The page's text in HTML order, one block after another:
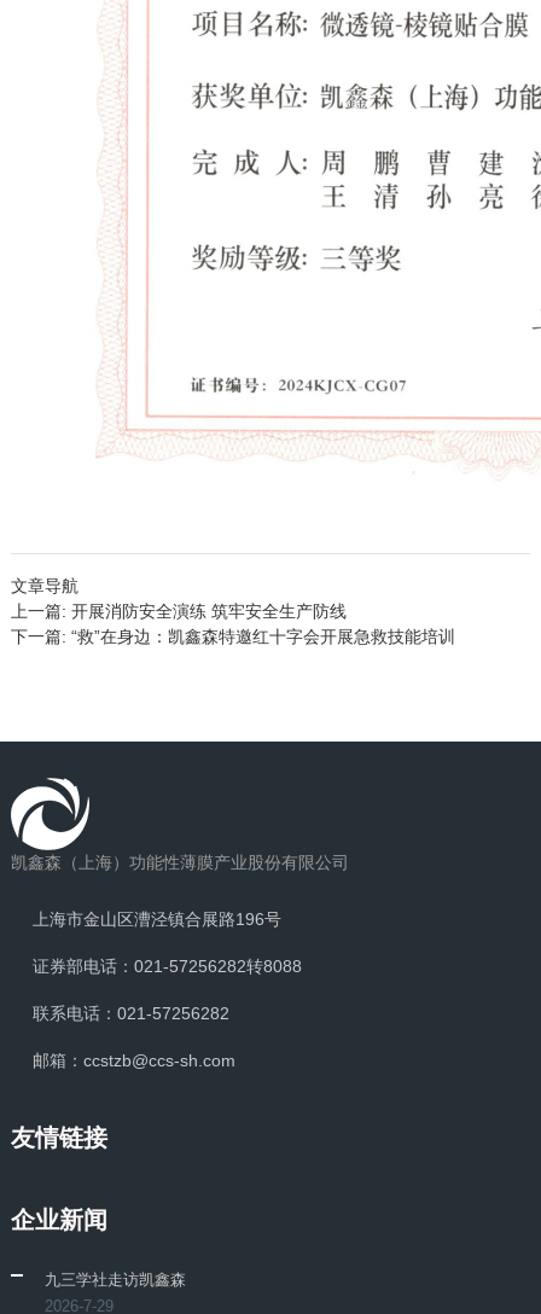
文章导航
上一篇: 开展消防安全演练 筑牢安全生产防线
下一篇: “救”在身边：凯鑫森特邀红十字会开展急救技能培训
凯鑫森（上海）功能性薄膜产业股份有限公司
上海市金山区漕泾镇合展路196号
证券部电话：021-57256282转8088
联系电话：021-57256282
邮箱：ccstzb@ccs-sh.com
友情链接
企业新闻
九三学社走访凯鑫森
2026-7-29